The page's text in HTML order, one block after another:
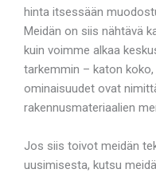
hinta itsessään
Meidän on siis nähtävä
kuin voimme alkaa
tarkemmin – katon
ominaisuudet ovat
rakennusmateriaalien
Jos siis toivot meidän
uusimisesta, kutsu